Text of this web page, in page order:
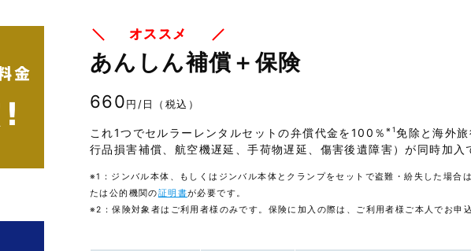
オススメ
あんしん補償＋保険
660円/日（税込）
これ1つでセルラーレンタルセットの弁償代金を100％※1 免除と海外旅
行品損害補償、航空機遅延、手荷物遅延、傷害後遺障害）が同時加入
※1：ジンバル本体、もしくはジンバル本体とクランプをセットで盗難・紛失した場合
たは公的機関の証明書が必要です。
※2：保険対象者はご利用者様のみです。保険に加入の際は、ご利用者様ご本人でお申